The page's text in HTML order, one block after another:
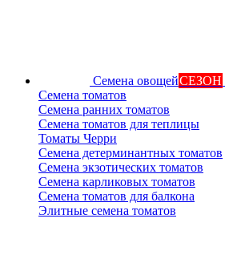
Семена овощейСЕЗОН
Семена томатов
Семена ранних томатов
Семена томатов для теплицы
Томаты Черри
Семена детерминантных томатов
Семена экзотических томатов
Семена карликовых томатов
Семена томатов для балкона
Элитные семена томатов